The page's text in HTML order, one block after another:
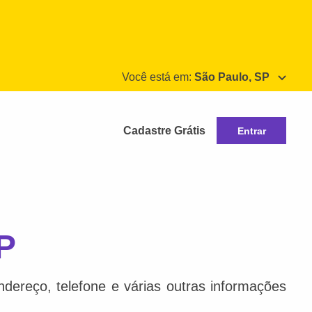
Você está em: São Paulo, SP
Cadastre Grátis Entrar
telefone e várias outras informações